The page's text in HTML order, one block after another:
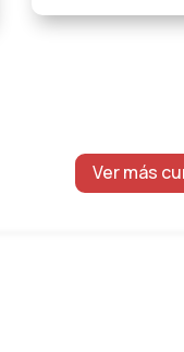
Ver más